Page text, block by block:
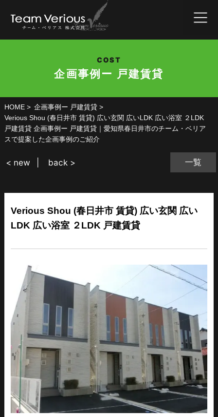
COST
企画事例ー 戸建賃貸
HOME
企画事例ー 戸建賃貸
Verious Shou (春日井市 賃貸) 広い玄関 広いLDK 広い浴室 ２LDK
戸建賃貸 企画事例ー 戸建賃貸｜愛知県春日井市のチーム・ベリア
スで提案した企画事例のご紹介
一覧
< new back >
Verious Shou (春日井市 賃貸) 広い玄関 広い
LDK 広い浴室 ２LDK 戸建賃貸